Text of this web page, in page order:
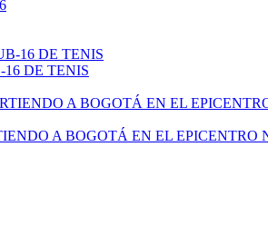
DE TENIS
A BOGOTÁ EN EL EPICENTRO